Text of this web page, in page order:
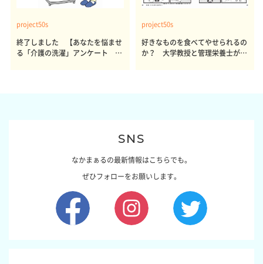
project50s
終了しました 【あなたを悩ませ
る「介護の洗濯」アンケート 体
project50s
好きなものを食べてやせられるの
か？ 大学教授と管理栄養士が出
SNS
なかまぁるの最新情報はこちらでも。
ぜひフォローをお願いします。